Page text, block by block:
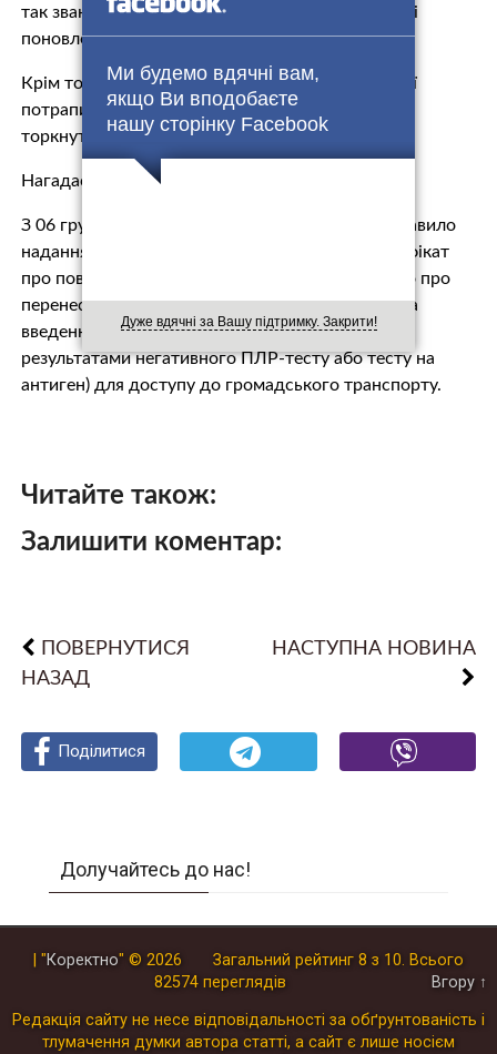
Ми будемо вдячні вам,
якщо Ви вподобаєте
нашу сторінку Facebook
Дуже вдячні за Вашу підтримку. Закрити!
так званого бустера Green Pass і без можливості
поновлення ковід-сертифікату.
Крім того, у разі, якщо котрийсь із регіонів Італії
потрапить у червону зону, ковід-обмеження не
торкнуться вакцинованих.
Нагадаємо – що таке Super Green-pass в Італії
З 06 грудня 2021 року в Італії запроваджено правило
надання сертифікату «Super Green-pass» (сертифікат
про повний курс щеплення проти COVID-19 або про
перенесення особою коронавірусної хвороби) та
введення «базового» сертифікату (видається за
результатами негативного ПЛР-тесту або тесту на
антиген) для доступу до громадського транспорту.
Читайте також:
Залишити коментар:
ПОВЕРНУТИСЯ
НАЗАД
НАСТУПНА НОВИНА
Поділитися
Поділитися
Поділитися
Долучайтесь до нас!
| "Коректно" © 2026 Загальний рейтинг 8 з 10. Всього
82574 переглядів Вгору ↑
Редакція сайту не несе відповідальності за обґрунтованість і
тлумачення думки автора статті, а сайт є лише носієм